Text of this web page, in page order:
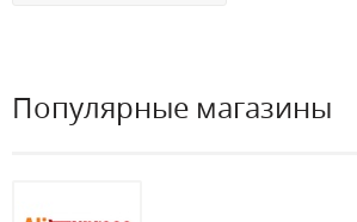
Популярные магазины